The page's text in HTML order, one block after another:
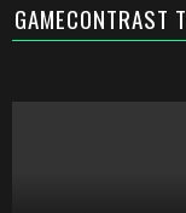
GAMECONTRAST